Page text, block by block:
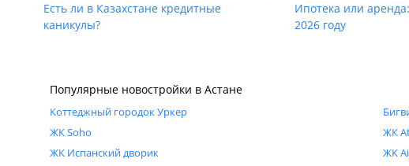
Есть ли в Казахстане кредитные
каникулы?
Ипотека или
2026 году
Популярные новостройки в Астане
Коттеджный городок Уркер
ЖК Soho
ЖК Испанский дворик
ЖК
ЖК